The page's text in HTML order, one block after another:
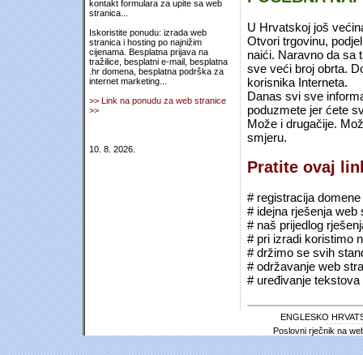
kontakt formulara za upite sa web
stranica...
Iskoristite ponudu: izrada web
stranica i hosting po najnižim
cijenama. Besplatna prijava na
tražilice, besplatni e-mail, besplatna
.hr domena, besplatna podrška za
internet marketing...
>> Link na ponudu za web stranice
>>
10. 8. 2026.
U Hrvatskoj još
Otvori trgovinu,
naići. Naravno da sa
sve veći broj obrta.
korisnika Interneta.
Danas svi sve
poduzmete jer ćete
Može i drugačije.
smjeru.
Pratite ovaj
# registracija
# idejna rješenja web
# naš prijedlog
# pri izradi koristimo
# držimo se svih
# održavanje web
# uređivanje
ENGLESKO
Poslovni rječnik na